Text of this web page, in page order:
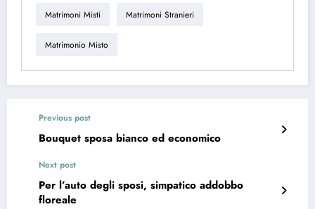
Matrimoni Misti Matrimoni Stranieri
Matrimonio Misto
Previous post
Bouquet sposa bianco ed economico
Next post
Per l’auto degli sposi, simpatico addobbo
floreale